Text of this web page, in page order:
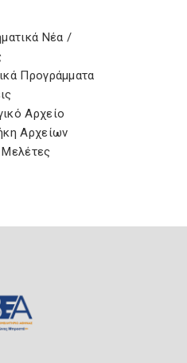
Νέα /
Προγράμματα
Αρχείο
Αρχείων